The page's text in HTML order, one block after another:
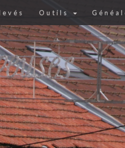
Outils